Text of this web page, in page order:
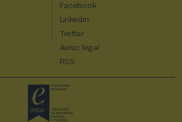
Facebook
Linkedin
Twitter
Aviso legal
RSS